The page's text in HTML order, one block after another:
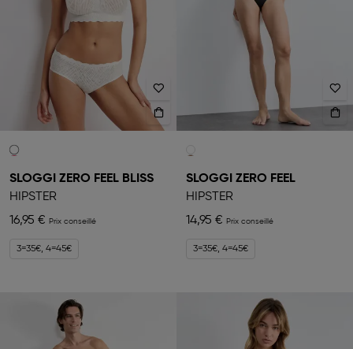
SLOGGI ZERO FEEL BLISS
HIPSTER
16,95 €
3=35€, 4=45€
SLOGGI ZERO FEEL
HIPSTER
14,95 €
3=35€, 4=45€